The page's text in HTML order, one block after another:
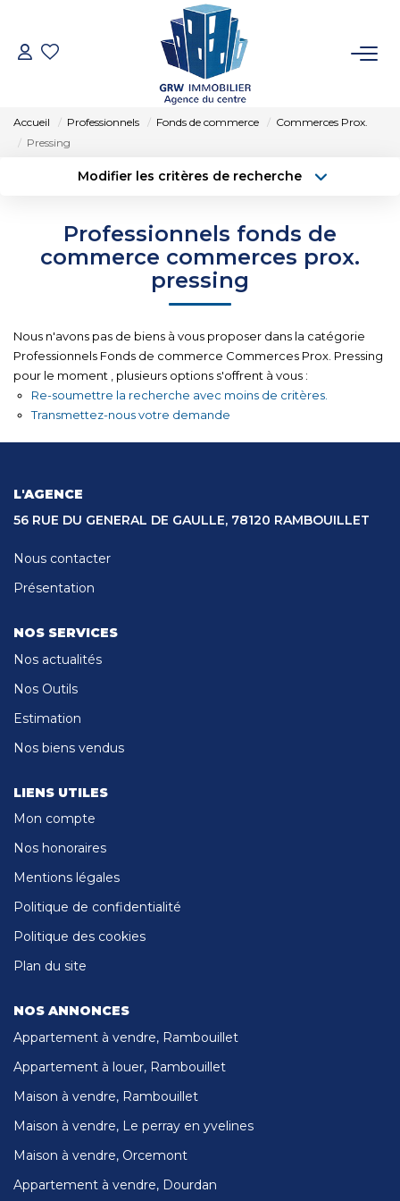
ACCUEIL
SYNDIC
ESTIMATION
NOTRE AGENCE
CONTACT
Accueil Professionnels Fonds de commerce
Commerces Prox.
Pressing
Modifier les critères de recherche
Sélectionnez...
Type de bien
Créer une alerte
Professionnels fonds de
commerce commerces prox.
pressing
Nous n'avons pas de biens à vous proposer dans la catégorie
Professionnels Fonds de commerce Commerces Prox. Pressing
pour le moment , plusieurs options s'offrent à vous :
Re-soumettre la recherche avec moins de critères.
Transmettez-nous votre demande
L'AGENCE
56 RUE DU GENERAL DE GAULLE, 78120 RAMBOUILLET
Nous contacter
Présentation
NOS SERVICES
Nos actualités
Nos Outils
Estimation
Nos biens vendus
LIENS UTILES
Mon compte
Nos honoraires
Mentions légales
Politique de confidentialité
Politique des cookies
Plan du site
NOS ANNONCES
Appartement à vendre, Rambouillet
Appartement à louer, Rambouillet
Maison à vendre, Rambouillet
Maison à vendre, Le perray en yvelines
Maison à vendre, Orcemont
Appartement à vendre, Dourdan